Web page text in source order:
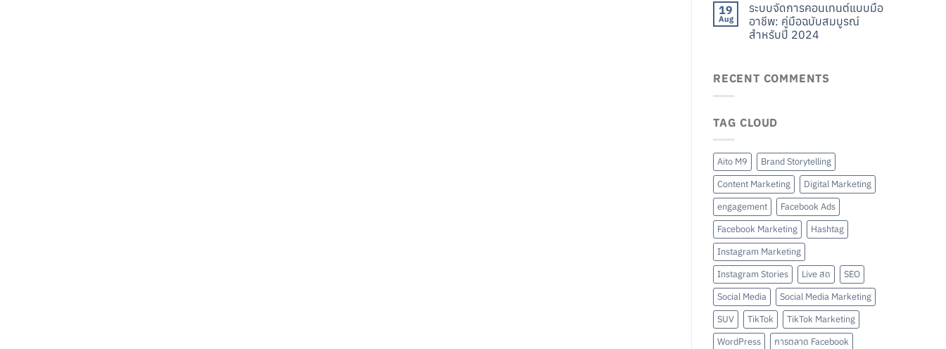
19
Aug
ระบบจัดการคอนเทนต์แบบมือ
อาชีพ: คู่มือฉบับสมบูรณ์
สำหรับปี 2024
RECENT COMMENTS
TAG CLOUD
Aito M9
Brand Storytelling
Content Marketing
Digital Marketing
engagement
Facebook Ads
Facebook Marketing
Hashtag
Instagram Marketing
Instagram Stories
Live สด
SEO
Social Media
Social Media Marketing
SUV
TikTok
TikTok Marketing
WordPress
การตลาด Facebook